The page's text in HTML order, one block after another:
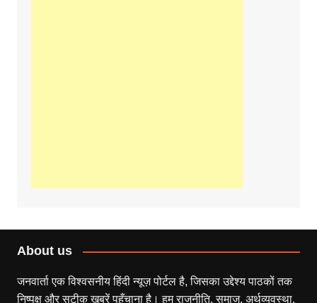
About us
जनवार्ता एक विश्वसनीय हिंदी न्यूज़ पोर्टल है, जिसका उद्देश्य पाठकों तक
निष्पक्ष और सटीक खबरें पहुँचाना है। हम राजनीति, समाज, अर्थव्यवस्था,